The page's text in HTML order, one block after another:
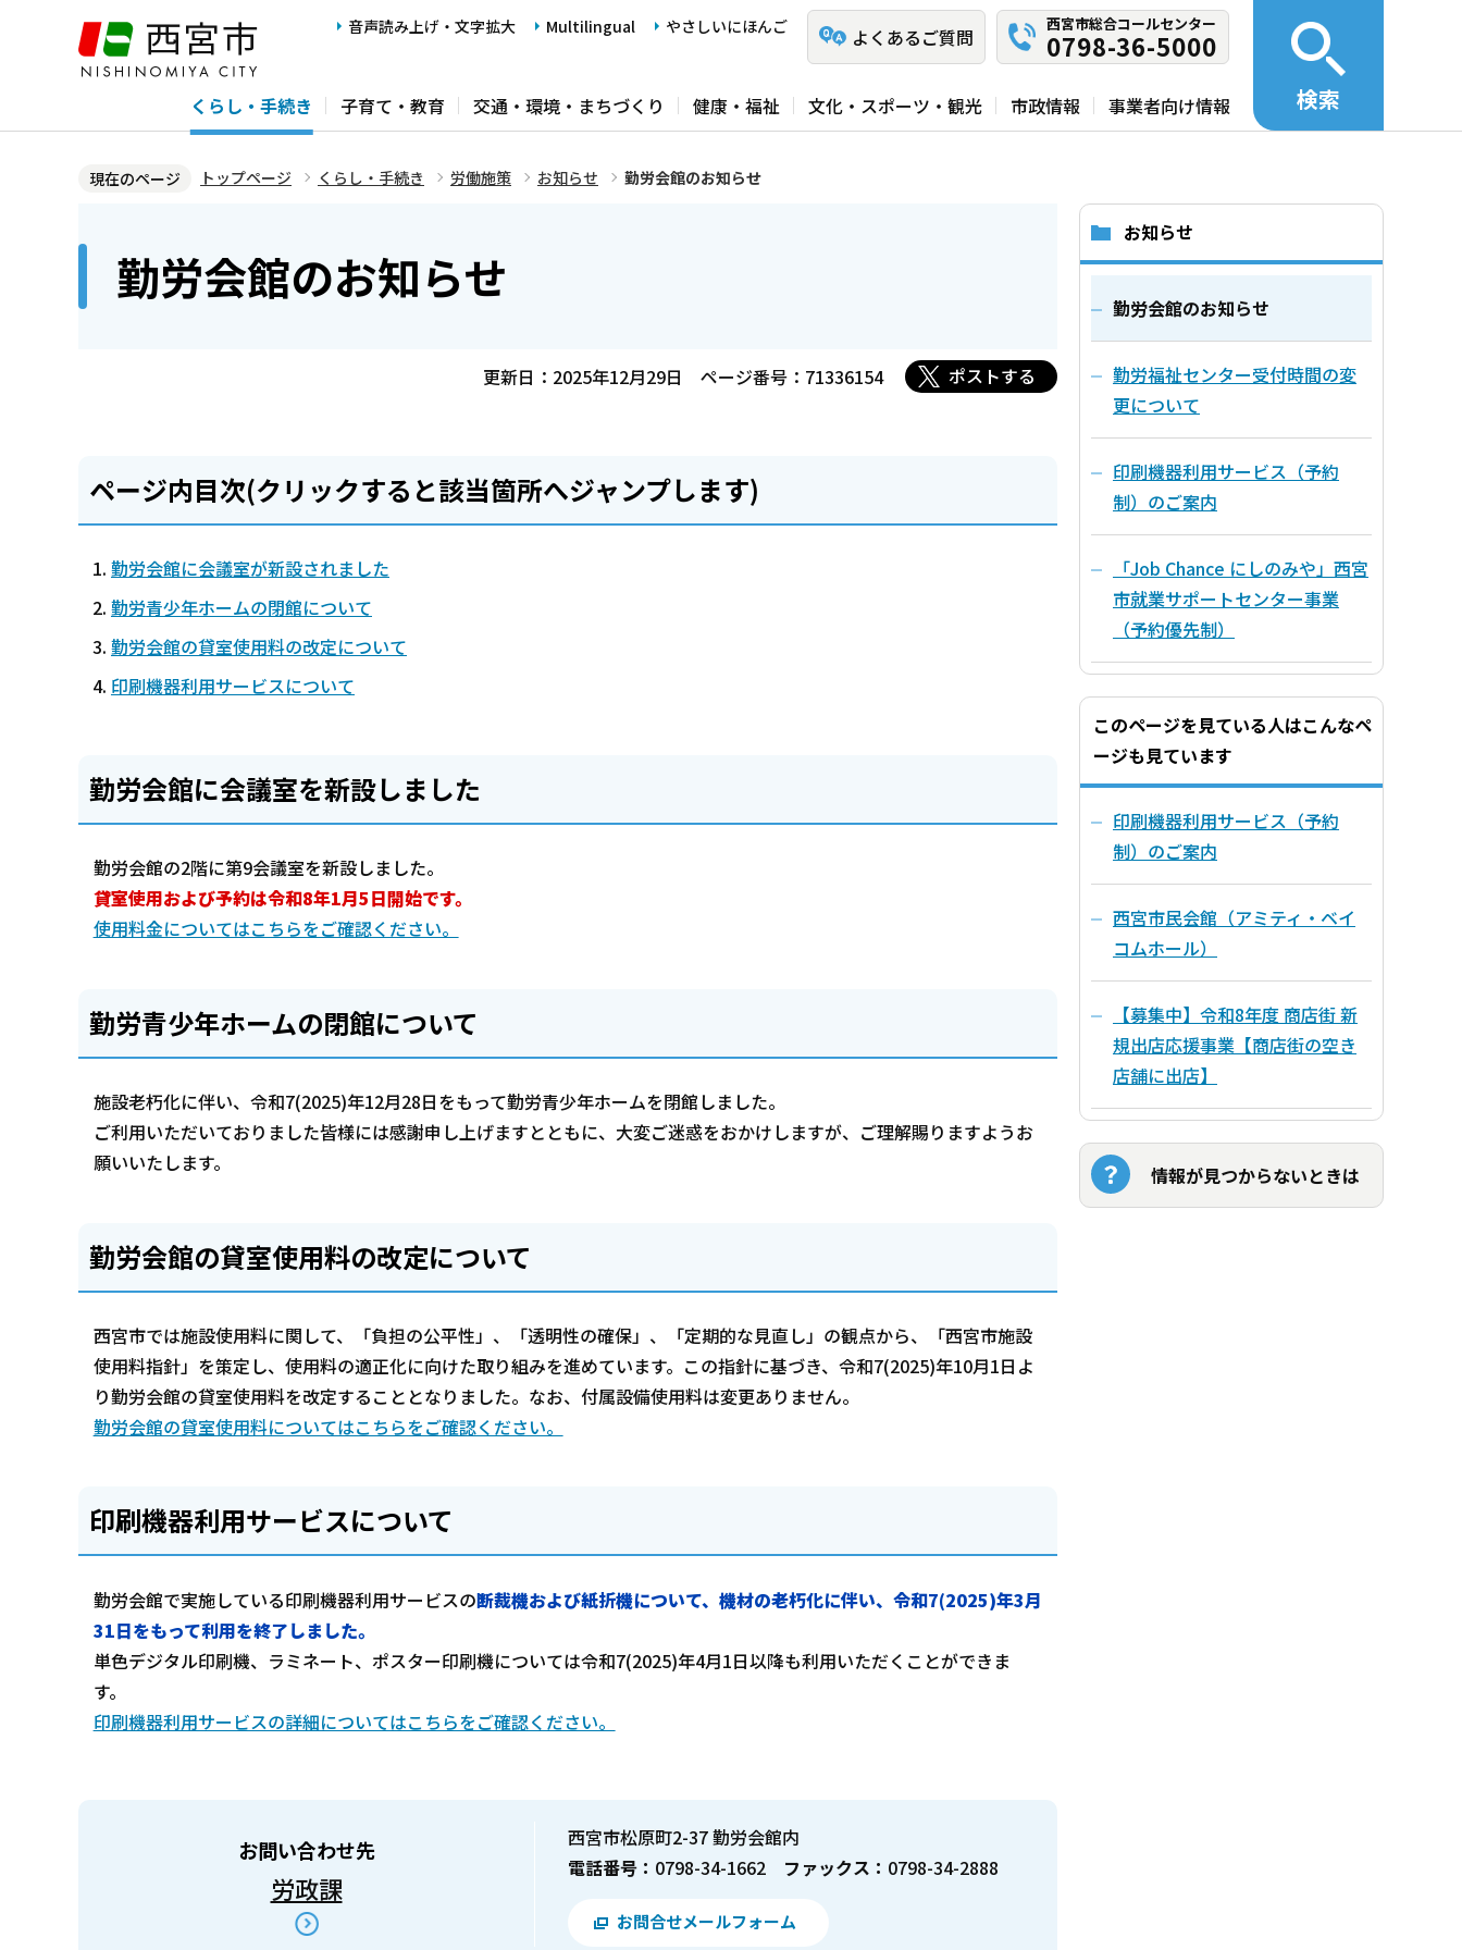
ジ
音声読み上げ・文字拡大 Multilingual やさしいにほんご よくあるご質問
西宮市総合コールセンター
0798-36-5000
くらし・手続き 子育て・教育 交通・環境・まちづくり 健康・福祉 文化・スポーツ・観光 市政情報 事業者向け情報 検索
現在のページ トップページ くらし・手続き 労働施策 お知らせ 勤労会館のお知らせ
勤労会館のお知らせ
更新日：2025年12月29日 ページ番号：71336154 ポストする
ページ内目次(クリックすると該当箇所へジャンプします)
勤労会館に会議室が新設されました
勤労青少年ホームの閉館について
勤労会館の貸室使用料の改定について
印刷機器利用サービスについて
勤労会館に会議室を新設しました
勤労会館の2階に第9会議室を新設しました。
貸室使用および予約は令和8年1月5日開始です。
使用料金についてはこちらをご確認ください。
勤労青少年ホームの閉館について
施設老朽化に伴い、令和7(2025)年12月28日をもって勤労青少年ホームを閉館しました。
ご利用いただいておりました皆様には感謝申し上げますとともに、大変ご迷惑をおかけしますが、ご理解賜りますようお
願いいたします。
勤労会館の貸室使用料の改定について
西宮市では施設使用料に関して、「負担の公平性」、「透明性の確保」、「定期的な見直し」の観点から、「西宮市施設
使用料指針」を策定し、使用料の適正化に向けた取り組みを進めています。この指針に基づき、令和7(2025)年10月1日よ
り勤労会館の貸室使用料を改定することとなりました。なお、付属設備使用料は変更ありません。
勤労会館の貸室使用料についてはこちらをご確認ください。
印刷機器利用サービスについて
勤労会館で実施している印刷機器利用サービスの断裁機および紙折機について、機材の老朽化に伴い、令和7(2025)年3月
31日をもって利用を終了しました。
単色デジタル印刷機、ラミネート、ポスター印刷機については令和7(2025)年4月1日以降も利用いただくことができま
す。
印刷機器利用サービスの詳細についてはこちらをご確認ください。
お問い合わせ先
労政課
西宮市松原町2-37 勤労会館内
電話番号： 0798-34-1662 ファックス： 0798-34-2888
お問合せメールフォーム
お知らせ
勤労会館のお知らせ
勤労福祉センター受付時間の変
更について
印刷機器利用サービス（予約
制）のご案内
「Job Chance にしのみや」西宮
市就業サポートセンター事業
（予約優先制）
このページを見ている人はこんなペ
ージも見ています
印刷機器利用サービス（予約
制）のご案内
西宮市民会館（アミティ・ベイ
コムホール）
【募集中】令和8年度 商店街 新
規出店応援事業【商店街の空き
店舗に出店】
情報が見つからないときは